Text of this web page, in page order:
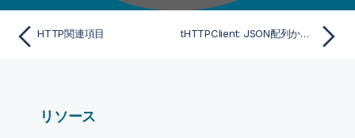
HTTP関連項目 tHTTPClient: JSON配列から特定のデータを取得するための設定
リソース